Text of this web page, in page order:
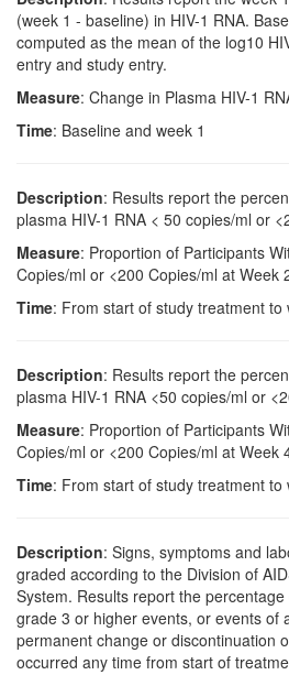
(week 1 - baseline) in HIV-1 RNA.
computed as the mean of the log10
entry and study entry.
Measure: Change in Plasma HIV-1
Time: Baseline and week 1
Description: Results report the
plasma HIV-1 RNA < 50 copies/ml or
Measure: Proportion of Participants
Copies/ml or <200 Copies/ml at Week
Time: From start of study treatment to
Description: Results report the
plasma HIV-1 RNA <50 copies/ml or
Measure: Proportion of Participants
Copies/ml or <200 Copies/ml at Week
Time: From start of study treatment to
Description: Signs, symptoms and
graded according to the Division of
System. Results report the
grade 3 or higher events, or events of
permanent change or discontinuation
occurred any time from start of